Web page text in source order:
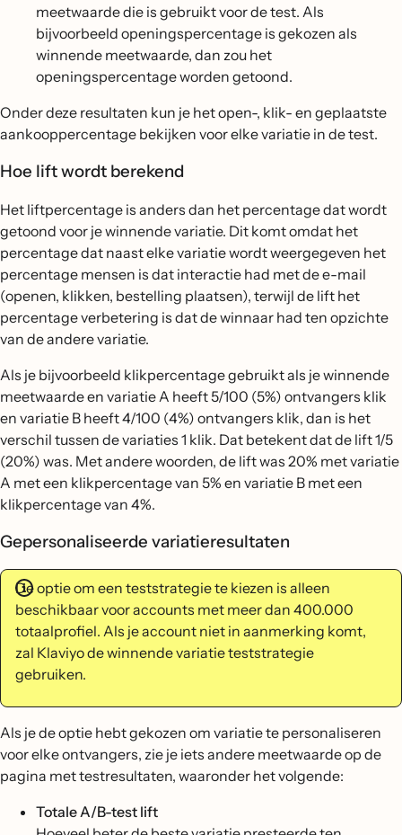
meetwaarde die is gebruikt voor de test. Als
bijvoorbeeld openingspercentage is gekozen als
winnende meetwaarde, dan zou het
openingspercentage worden getoond.
Onder deze resultaten kun je het open-, klik- en geplaatste
aankooppercentage bekijken voor elke variatie in de test.
Hoe lift wordt berekend
Het liftpercentage is anders dan het percentage dat wordt
getoond voor je winnende variatie. Dit komt omdat het
percentage dat naast elke variatie wordt weergegeven het
percentage mensen is dat interactie had met de e-mail
(openen, klikken, bestelling plaatsen), terwijl de lift het
percentage verbetering is dat de winnaar had ten opzichte
van de andere variatie.
Als je bijvoorbeeld klikpercentage gebruikt als je winnende
meetwaarde en variatie A heeft 5/100 (5%) ontvangers klik
en variatie B heeft 4/100 (4%) ontvangers klik, dan is het
verschil tussen de variaties 1 klik. Dat betekent dat de lift 1/5
(20%) was. Met andere woorden, de lift was 20% met variatie
A met een klikpercentage van 5% en variatie B met een
klikpercentage van 4%.
Gepersonaliseerde variatieresultaten
De optie om een teststrategie te kiezen is alleen
beschikbaar voor accounts met meer dan 400.000
totaalprofiel. Als je account niet in aanmerking komt,
zal Klaviyo de winnende variatie teststrategie
gebruiken.
Als je de optie hebt gekozen om variatie te personaliseren
voor elke ontvangers, zie je iets andere meetwaarde op de
pagina met testresultaten, waaronder het volgende:
Totale A/B-test lift